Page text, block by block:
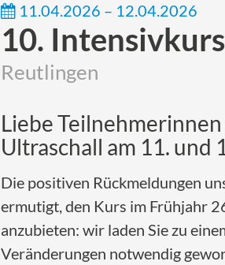
11.04.2026 – 12.04.2026
10.
Reutlingen
Liebe
Ultraschall am 11. und
Die positiven Rückmeldungen
ermutigt, den Kurs im Frühjahr
anzubieten: wir laden Sie zu
Veränderungen notwendig